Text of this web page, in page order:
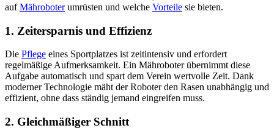
aufMähroboterumrüsten und welche Vorteile sie bieten.
1. Zeitersparnis und Effizienz
Die Pflege eines Sportplatzes ist zeitintensiv und erfordert
regelmäßige Aufmerksamkeit. Ein Mähroboter übernimmt diese
Aufgabe automatisch und spart dem Verein wertvolle Zeit. Dank
moderner Technologie mäht der Roboter den Rasen unabhängig und
effizient, ohne dass ständig jemand eingreifen muss.
2. Gleichmäßiger Schnitt